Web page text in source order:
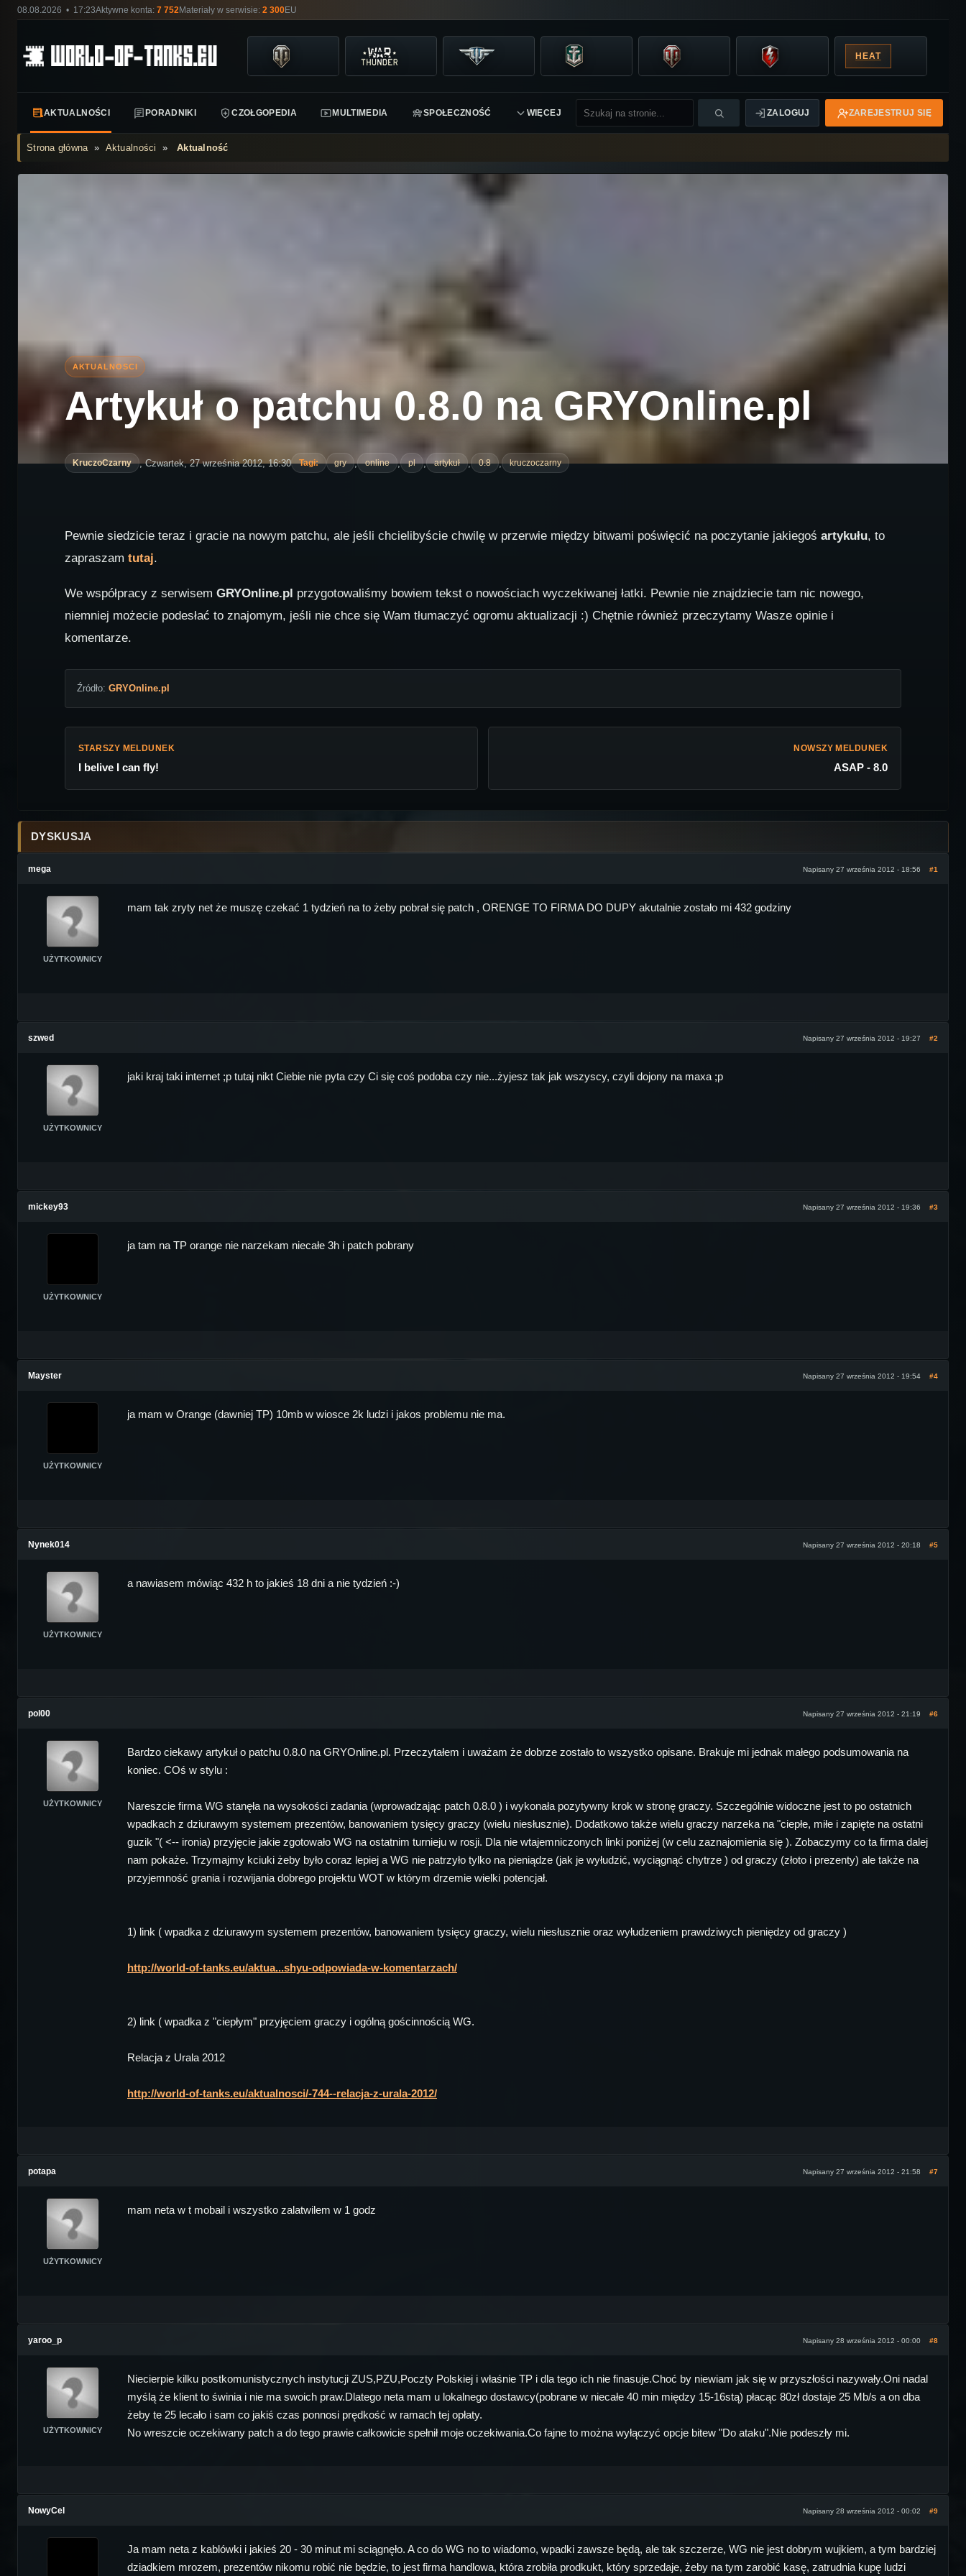
08.08.2026 • 17:23Aktywne konta: 7 752Materiały w serwisie: 2 300EU
HEAT
AKTUALNOŚCI PORADNIKI CZOŁGOPEDIA MULTIMEDIA SPOŁECZNOŚĆ WIĘCEJ ZALOGUJ ZAREJESTRUJ SIĘ
Strona główna» Aktualności »Aktualność
Artykuł o patchu 0.8.0 na GRYOnline.pl
KruczoCzarny , Czwartek, 27 września 2012, 16:30 Tagi: gry , online , pl , artykuł , 0.8 , kruczoczarny
Pewnie siedzicie teraz i gracie na nowym patchu, ale jeśli chcielibyście chwilę w przerwie między bitwami poświęcić na poczytanie jakiegoś artykułu, to
zapraszam tutaj.
We współpracy z serwisem GRYOnline.pl przygotowaliśmy bowiem tekst o nowościach wyczekiwanej łatki. Pewnie nie znajdziecie tam nic nowego,
niemniej możecie podesłać to znajomym, jeśli nie chce się Wam tłumaczyć ogromu aktualizacji :) Chętnie również przeczytamy Wasze opinie i
komentarze.
Źródło: GRYOnline.pl
STARSZY MELDUNEK
I belive I can fly!
NOWSZY MELDUNEK
ASAP - 8.0
DYSKUSJA
mega Napisany 27 września 2012 - 18:56 #1
UŻYTKOWNICY
mam tak zryty net że muszę czekać 1 tydzień na to żeby pobrał się patch , ORENGE TO FIRMA DO DUPY akutalnie zostało mi 432 godziny
szwed Napisany 27 września 2012 - 19:27 #2
UŻYTKOWNICY
jaki kraj taki internet ;p tutaj nikt Ciebie nie pyta czy Ci się coś podoba czy nie...żyjesz tak jak wszyscy, czyli dojony na maxa ;p
mickey93 Napisany 27 września 2012 - 19:36 #3
UŻYTKOWNICY
ja tam na TP orange nie narzekam niecałe 3h i patch pobrany
Mayster Napisany 27 września 2012 - 19:54 #4
UŻYTKOWNICY
ja mam w Orange (dawniej TP) 10mb w wiosce 2k ludzi i jakos problemu nie ma.
Nynek014 Napisany 27 września 2012 - 20:18 #5
UŻYTKOWNICY
a nawiasem mówiąc 432 h to jakieś 18 dni a nie tydzień :-)
pol00 Napisany 27 września 2012 - 21:19 #6
UŻYTKOWNICY
Bardzo ciekawy artykuł o patchu 0.8.0 na GRYOnline.pl. Przeczytałem i uważam że dobrze zostało to wszystko opisane. Brakuje mi jednak małego podsumowania na
koniec. COś w stylu :
Nareszcie firma WG stanęła na wysokości zadania (wprowadzając patch 0.8.0 ) i wykonała pozytywny krok w stronę graczy. Szczególnie widoczne jest to po ostatnich
wpadkach z dziurawym systemem prezentów, banowaniem tysięcy graczy (wielu niesłusznie). Dodatkowo także wielu graczy narzeka na "ciepłe, miłe i zapięte na ostatni
guzik "( <-- ironia) przyjęcie jakie zgotowało WG na ostatnim turnieju w rosji. Dla nie wtajemniczonych linki poniżej (w celu zaznajomienia się ). Zobaczymy co ta firma dalej
nam pokaże. Trzymajmy kciuki żeby było coraz lepiej a WG nie patrzyło tylko na pieniądze (jak je wyłudzić, wyciągnąć chytrze ) od graczy (złoto i prezenty) ale także na
przyjemność grania i rozwijania dobrego projektu WOT w którym drzemie wielki potencjał.
1) link ( wpadka z dziurawym systemem prezentów, banowaniem tysięcy graczy, wielu niesłusznie oraz wyłudzeniem prawdziwych pieniędzy od graczy )
http://world-of-tanks.eu/aktua...shyu-odpowiada-w-komentarzach/
2) link ( wpadka z "ciepłym" przyjęciem graczy i ogólną gościnnością WG.
Relacja z Urala 2012
http://world-of-tanks.eu/aktualnosci/-744--relacja-z-urala-2012/
potapa Napisany 27 września 2012 - 21:58 #7
UŻYTKOWNICY
mam neta w t mobail i wszystko zalatwilem w 1 godz
yaroo_p Napisany 28 września 2012 - 00:00 #8
UŻYTKOWNICY
Niecierpie kilku postkomunistycznych instytucji ZUS,PZU,Poczty Polskiej i właśnie TP i dla tego ich nie finasuje.Choć by niewiam jak się w przyszłości nazywały.Oni nadal
myślą że klient to świnia i nie ma swoich praw.Dlatego neta mam u lokalnego dostawcy(pobrane w niecałe 40 min między 15-16stą) płacąc 80zł dostaje 25 Mb/s a on dba
żeby te 25 lecało i sam co jakiś czas ponnosi prędkość w ramach tej opłaty.
No wreszcie oczekiwany patch a do tego prawie całkowicie spełnił moje oczekiwania.Co fajne to można wyłączyć opcje bitew "Do ataku".Nie podeszły mi.
NowyCel Napisany 28 września 2012 - 00:02 #9
Ja mam neta z kablówki i jakieś 20 - 30 minut mi sciągnęło. A co do WG no to wiadomo, wpadki zawsze będą, ale tak szczerze, WG nie jest dobrym wujkiem, a tym bardziej
dziadkiem mrozem, prezentów nikomu robić nie będzie, to jest firma handlowa, która zrobiła prodkukt, który sprzedaje, żeby na tym zarobić kasę, zatrudnia kupę ludzi